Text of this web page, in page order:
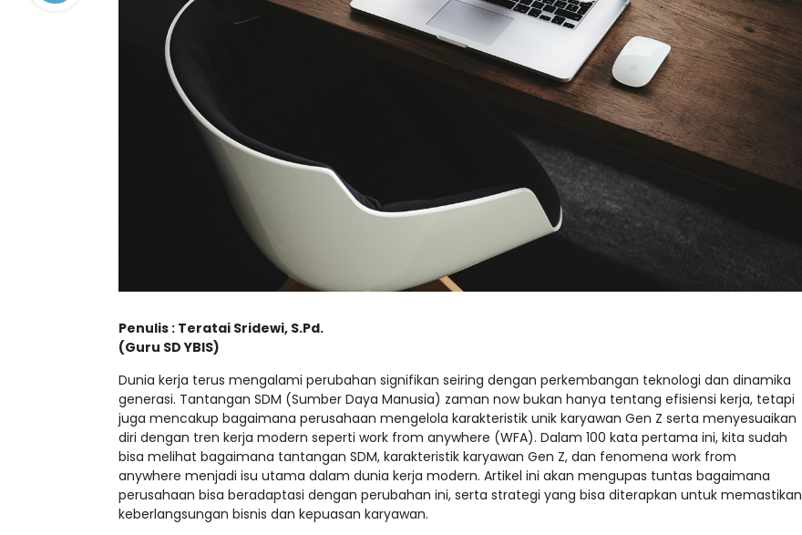
Penulis : Teratai Sridewi, S.Pd.
(Guru SD YBIS)
Dunia kerja terus mengalami perubahan signifikan seiring dengan perkembangan teknologi dan dinamika
generasi. Tantangan SDM (Sumber Daya Manusia) zaman now bukan hanya tentang efisiensi kerja, tetapi
juga mencakup bagaimana perusahaan mengelola karakteristik unik karyawan Gen Z serta menyesuaikan
diri dengan tren kerja modern seperti work from anywhere (WFA). Dalam 100 kata pertama ini, kita sudah
bisa melihat bagaimana tantangan SDM, karakteristik karyawan Gen Z, dan fenomena work from
anywhere menjadi isu utama dalam dunia kerja modern. Artikel ini akan mengupas tuntas bagaimana
perusahaan bisa beradaptasi dengan perubahan ini, serta strategi yang bisa diterapkan untuk memastikan
keberlangsungan bisnis dan kepuasan karyawan.